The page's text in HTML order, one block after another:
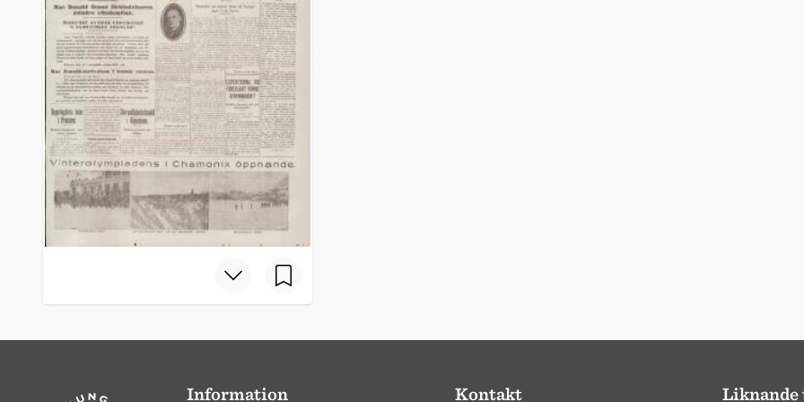
Information Kontakt